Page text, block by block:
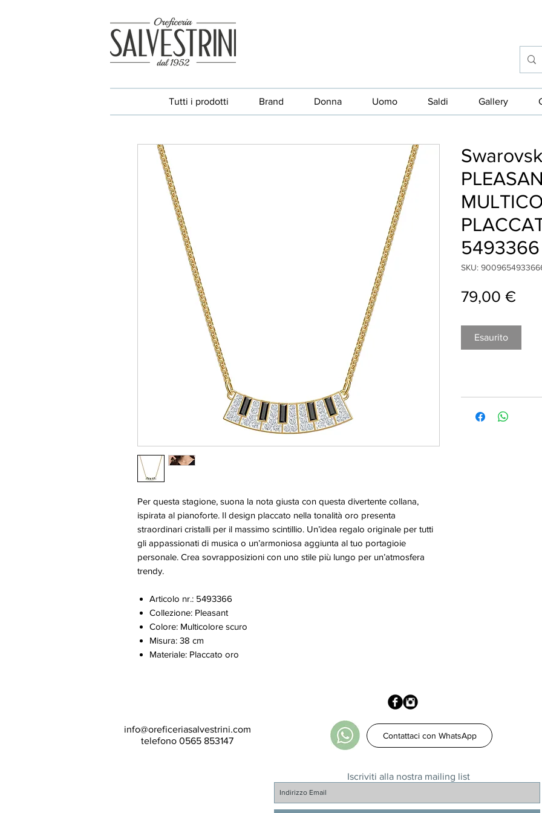
Tutti i prodotti Brand Donna Uomo Saldi Gallery
Per questa stagione, suona la nota giusta con questa divertente collana,
ispirata al pianoforte. Il design placcato nella tonalità oro presenta
straordinari cristalli per il massimo scintillio. Un’idea regalo originale per tutti
gli appassionati di musica o un’armoniosa aggiunta al tuo portagioie
personale. Crea sovrapposizioni con uno stile più lungo per un’atmosfera
trendy.
Articolo nr.: 5493366
Collezione: Pleasant
Colore: Multicolore scuro
Misura: 38 cm
Materiale: Placcato oro
5493366
SKU:
79,00 €
Esaurito
Iscriviti alla nostra mailing list
Contattaci con WhatsApp
info@oreficeriasalvestrini.com
telefono 0565 853147